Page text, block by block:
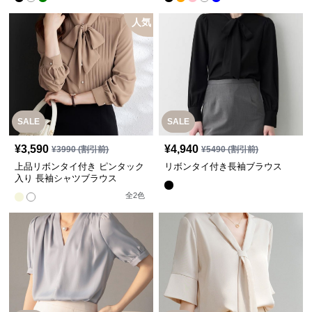
SALE
人気
¥3,590 ¥3990(割引前)
上品リボンタイ付き ピンタック
入り 長袖シャツブラウス
全2色
SALE
¥4,940 ¥5490(割引前)
リボンタイ付き長袖ブラウス